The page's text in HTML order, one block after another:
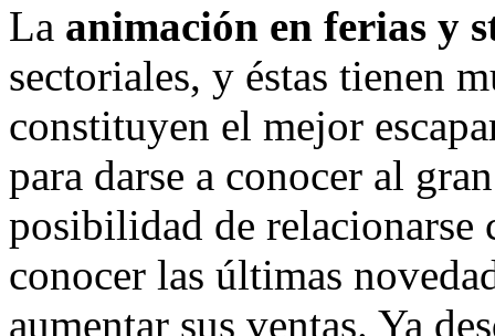
La animación en ferias y
sectoriales, y éstas tienen
constituyen el mejor
para darse a conocer al
posibilidad de relacionarse
conocer las últimas
aumentar sus ventas. Ya